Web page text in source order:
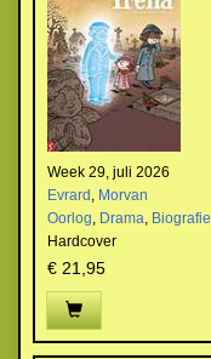
Week 29, juli 2026
Evrard , Morvan
Oorlog, Drama, Biografie
Hardcover
€ 21,95